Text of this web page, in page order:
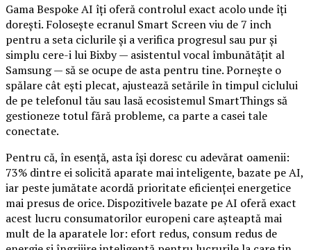
Gama Bespoke AI îți oferă controlul exact acolo unde îți
dorești. Folosește ecranul Smart Screen viu de 7 inch
pentru a seta ciclurile și a verifica progresul sau pur și
simplu cere-i lui Bixby — asistentul vocal îmbunătățit al
Samsung — să se ocupe de asta pentru tine. Pornește o
spălare cât ești plecat, ajustează setările în timpul ciclului
de pe telefonul tău sau lasă ecosistemul SmartThings să
gestioneze totul fără probleme, ca parte a casei tale
conectate.
Pentru că, în esență, asta își doresc cu adevărat oamenii:
73% dintre ei solicită aparate mai inteligente, bazate pe AI,
iar peste jumătate acordă prioritate eficienței energetice
mai presus de orice. Dispozitivele bazate pe AI oferă exact
acest lucru consumatorilor europeni care așteaptă mai
mult de la aparatele lor: efort redus, consum redus de